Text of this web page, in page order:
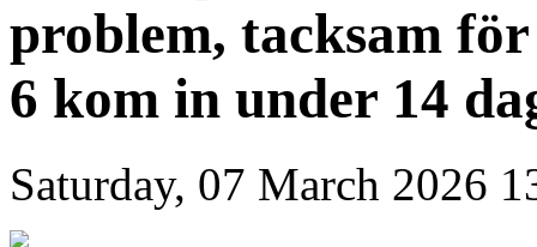
problem, tacksam
6 kom in under 14
Saturday, 07 March 2026